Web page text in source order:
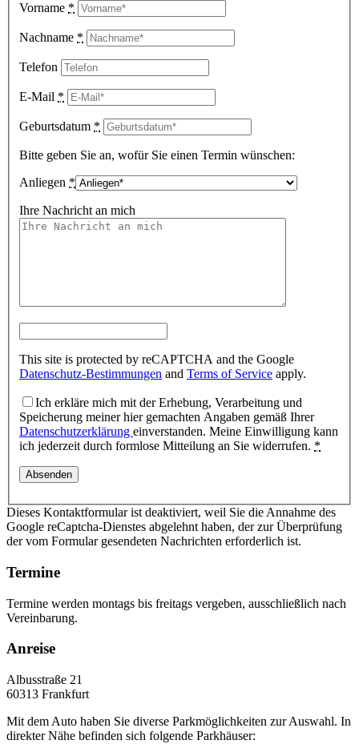
Vorname *
Nachname *
Telefon
E-Mail *
Geburtsdatum *
Bitte geben Sie an, wofür Sie einen Termin wünschen:
Anliegen *
Ihre Nachricht an mich
This site is protected by reCAPTCHA and the Google
Datenschutz-Bestimmungen and Terms of Service apply.
Ich erkläre mich mit der Erhebung, Verarbeitung und
Speicherung meiner hier gemachten Angaben gemäß Ihrer
Datenschutzerklärung einverstanden. Meine Einwilligung kann
ich jederzeit durch formlose Mitteilung an Sie widerrufen. *
Dieses Kontaktformular ist deaktiviert, weil Sie die Annahme des
Google reCaptcha-Dienstes abgelehnt haben, der zur Überprüfung
der vom Formular gesendeten Nachrichten erforderlich ist.
Termine
Termine werden montags bis freitags vergeben, ausschließlich nach
Vereinbarung.
Anreise
Albusstraße 21
60313 Frankfurt
Mit dem Auto haben Sie diverse Parkmöglichkeiten zur Auswahl. In
direkter Nähe befinden sich folgende Parkhäuser: